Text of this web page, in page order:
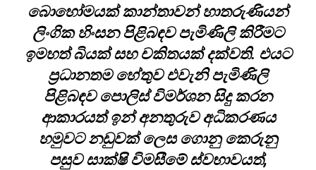
බොහෝමයක් කාන්තාවන් හාතරුණියන්
ලිංගික හිංසන පිළිබඳව පැමිණිලි කිරීමට
ඉමහත් බියක් සහ චකිතයක් දක්වති. එයට
ප්‍රධානතම හේතුව එවැනි පැමිණිලි
පිළිබඳව පොලිස් විමර්ශන සිදු කරන
ආකාරයත් ඉන් අනතුරුව අධිකරණය
හමුවට නඩුවක් ලෙස ගොනු කෙරුනු
පසුව සාක්ෂි විමසීමේ ස්වභාවයත්,